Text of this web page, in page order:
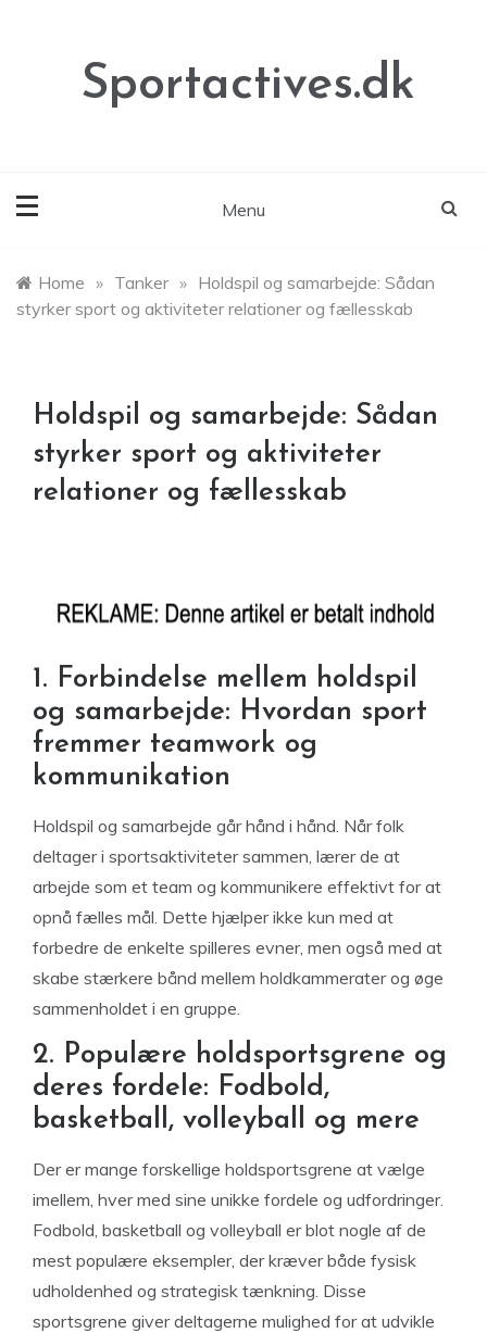
Sportactives.dk
Menu
Home » Tanker » Holdspil og samarbejde: Sådan
styrker sport og aktiviteter relationer og fællesskab
Holdspil og samarbejde: Sådan
styrker sport og aktiviteter
relationer og fællesskab
1. Forbindelse mellem holdspil
og samarbejde: Hvordan sport
fremmer teamwork og
kommunikation
Holdspil og samarbejde går hånd i hånd. Når folk
deltager i sportsaktiviteter sammen, lærer de at
arbejde som et team og kommunikere effektivt for at
opnå fælles mål. Dette hjælper ikke kun med at
forbedre de enkelte spilleres evner, men også med at
skabe stærkere bånd mellem holdkammerater og øge
sammenholdet i en gruppe.
2. Populære holdsportsgrene og
deres fordele: Fodbold,
basketball, volleyball og mere
Der er mange forskellige holdsportsgrene at vælge
imellem, hver med sine unikke fordele og udfordringer.
Fodbold, basketball og volleyball er blot nogle af de
mest populære eksempler, der kræver både fysisk
udholdenhed og strategisk tænkning. Disse
sportsgrene giver deltagerne mulighed for at udvikle